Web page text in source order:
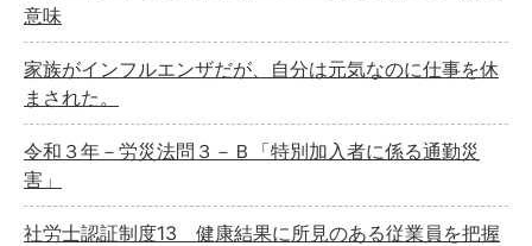
意味
家族がインフルエンザだが、自分は元気なのに仕事を休
まされた。
令和３年－労災法問３－Ｂ「特別加入者に係る通勤災
害」
社労士認証制度13 健康結果に所見のある従業員を把握